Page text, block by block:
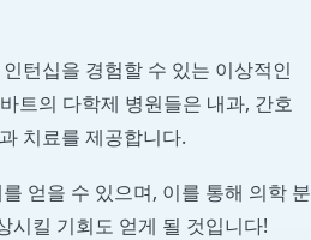
턴십을 경험할 수 있는 이상적인
트의 다학제 병원들은 내과, 간호
치료를 제공합니다.
얻을 수 있으며, 이를 통해 의학 분
시킬 기회도 얻게 될 것입니다!